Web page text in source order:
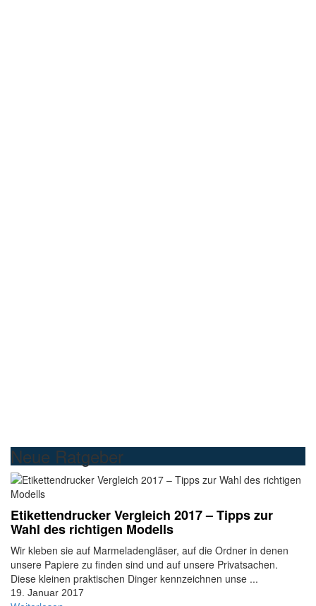
Neue Ratgeber
Etikettendrucker Vergleich 2017 – Tipps zur
Wahl des richtigen Modells
Wir kleben sie auf Marmeladengläser, auf die Ordner in denen
unsere Papiere zu finden sind und auf unsere Privatsachen.
Diese kleinen praktischen Dinger kennzeichnen unse ...
19. Januar 2017